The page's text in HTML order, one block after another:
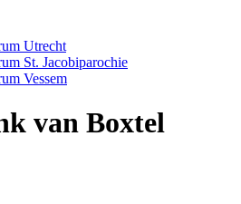
Utrecht
St. Jacobiparochie
Vessem
van Boxtel